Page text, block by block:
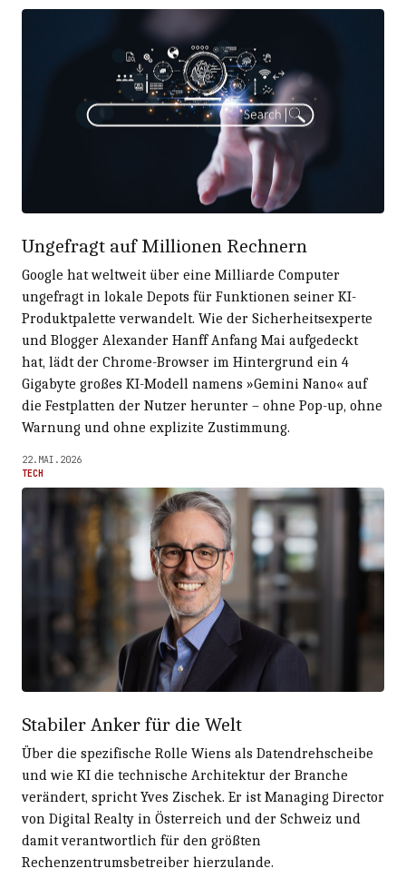
Ungefragt auf Millionen Rechnern
Google hat weltweit über eine Milliarde Computer
ungefragt in lokale Depots für Funktionen seiner KI-
Produktpalette verwandelt. Wie der Sicherheitsexperte
und Blogger Alexander Hanff Anfang Mai aufgedeckt
hat, lädt der Chrome-Browser im Hintergrund ein 4
Gigabyte großes KI-Modell namens »Gemini Nano« auf
die Festplatten der Nutzer herunter – ohne Pop-up, ohne
Warnung und ohne explizite Zustimmung.
22.MAI.2026
TECH
Stabiler Anker für die Welt
Über die spezifische Rolle Wiens als Datendrehscheibe
und wie KI die technische Architektur der Branche
verändert, spricht Yves Zischek. Er ist Managing Director
von Digital Realty in Österreich und der Schweiz und
damit verantwortlich für den größten
Rechenzentrumsbetreiber hierzulande.